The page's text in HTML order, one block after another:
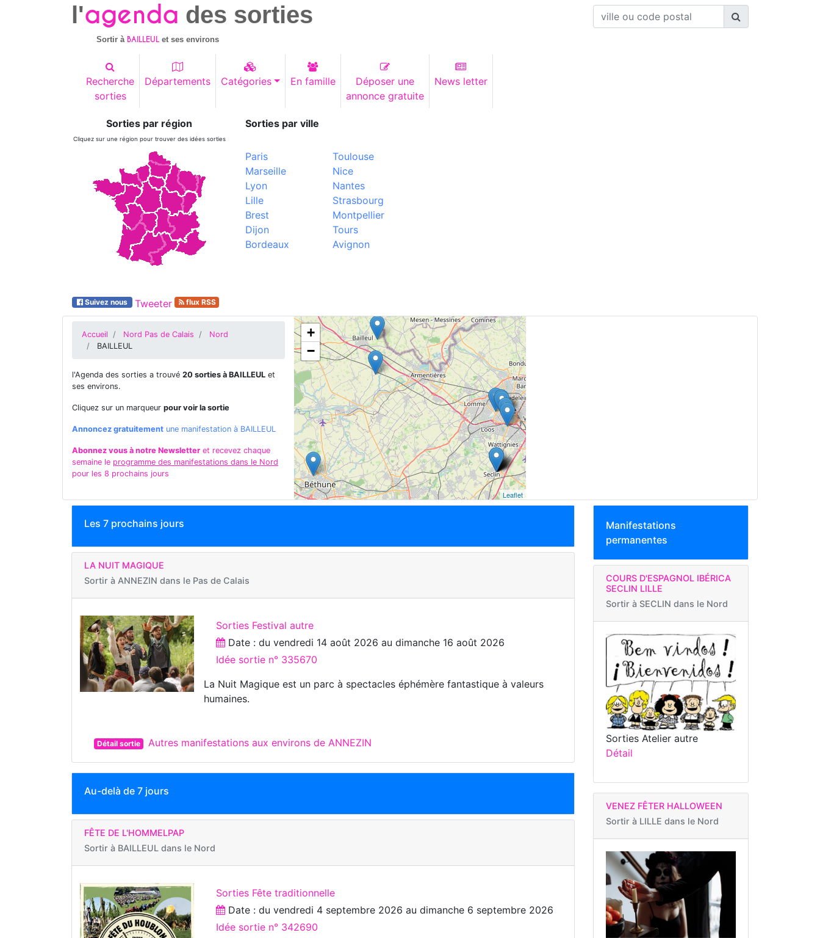
l'agenda des sorties
Sortir à BAILLEUL et ses environs
Recherche
sorties
Départements Catégories En famille
Déposer une
annonce gratuite
News letter
Sorties par région
Cliquez sur une région pour trouver des idées sorties
Sorties par ville
Paris
Marseille
Lyon
Lille
Brest
Dijon
Bordeaux
Toulouse
Nice
Nantes
Strasbourg
Montpellier
Tours
Avignon
Suivez nous Tweeter flux RSS
Accueil Nord Pas de Calais
Nord
BAILLEUL
l'Agenda des sorties a trouvé 20 sorties à BAILLEUL et
ses environs.
Cliquez sur un marqueur pour voir la sortie
Annoncez gratuitement une manifestation à BAILLEUL
Abonnez vous à notre Newsletter et recevez chaque
semaine le programme des manifestations dans le Nord
pour les 8 prochains jours
+
−
Leaflet
Les 7 prochains jours
LA NUIT MAGIQUE
Sortir à ANNEZIN dans le Pas de Calais
Sorties Festival autre
Date : duvendredi 14 août 2026 audimanche 16 août 2026
Idée sortie n° 335670
La Nuit Magique est un parc à spectacles éphémère fantastique à valeurs
humaines.
Détail sortie Autres manifestations aux environs de ANNEZIN
Au-delà de 7 jours
FÊTE DE L'HOMMELPAP
Sortir à BAILLEUL dans le Nord
Sorties Fête traditionnelle
Date : duvendredi 4 septembre 2026 audimanche 6 septembre 2026
Idée sortie n° 342690
Manifestations
permanentes
COURS D'ESPAGNOL IBÉRICA
SECLIN LILLE
Sortir à SECLIN dans le Nord
Sorties Atelier autre
Détail
VENEZ FÊTER HALLOWEEN
Sortir à LILLE dans le Nord